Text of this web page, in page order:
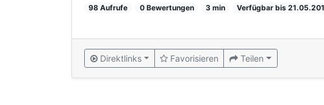
98 Aufrufe 0 Bewertungen 3 min Verfügbar bis
Direktlinks Favorisieren Teilen